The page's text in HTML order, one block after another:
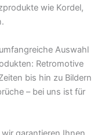
wie Kordel,
Auswahl
Retromotive
bis hin zu Bildern
– bei uns ist für